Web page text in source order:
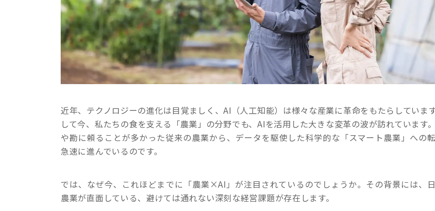
近年、テクノロジーの進化は目覚ましく、AI（人工知能）は様々な産業に革命をもたらしていま
して今、私たちの食を支える「農業」の分野でも、AIを活用した大きな変革の波が訪れています
や勘に頼ることが多かった従来の農業から、データを駆使した科学的な「スマート農業」への
急速に進んでいるのです。
では、なぜ今、これほどまでに「農業×AI」が注目されているのでしょうか。その背景には、
農業が直面している、避けては通れない深刻な経営課題が存在します。